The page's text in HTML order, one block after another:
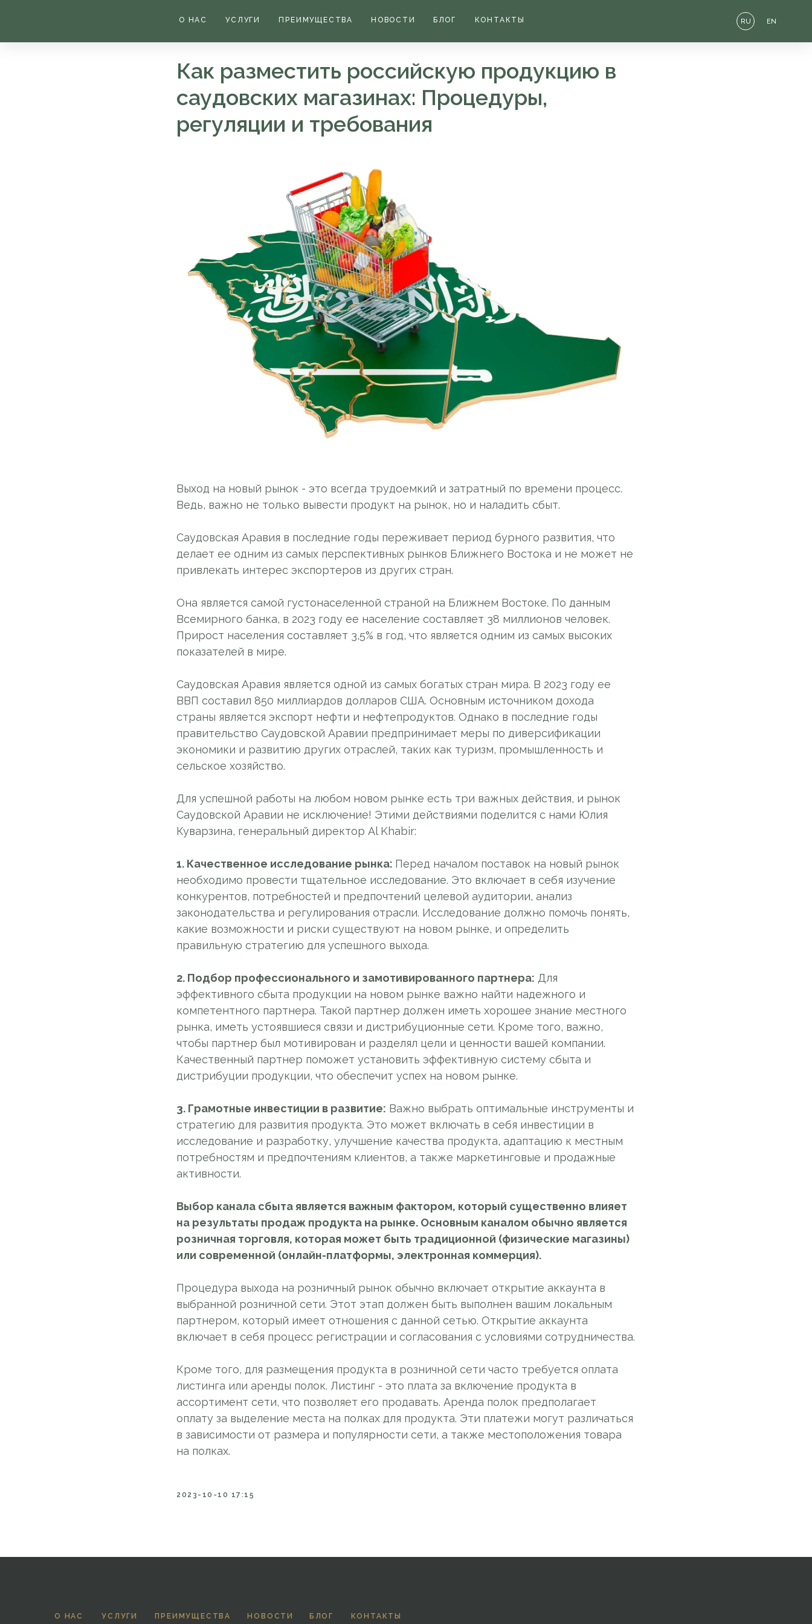
УСЛУГИ RU EN
О НАС ПРЕИМУЩЕСТВА КОНТАКТЫ
НОВОСТИ БЛОГ
Как разместить российскую продукцию в
саудовских магазинах: Процедуры,
регуляции и требования
Выход на новый рынок - это всегда трудоемкий и затратный по времени процесс.
Ведь, важно не только вывести продукт на рынок, но и наладить сбыт.
Саудовская Аравия в последние годы переживает период бурного развития, что
делает ее одним из самых перспективных рынков Ближнего Востока и не может не
привлекать интерес экспортеров из других стран.
Она является самой густонаселенной страной на Ближнем Востоке. По данным
Всемирного банка, в 2023 году ее население составляет 38 миллионов человек.
Прирост населения составляет 3,5% в год, что является одним из самых высоких
показателей в мире.
Саудовская Аравия является одной из самых богатых стран мира. В 2023 году ее
ВВП составил 850 миллиардов долларов США. Основным источником дохода
страны является экспорт нефти и нефтепродуктов. Однако в последние годы
правительство Саудовской Аравии предпринимает меры по диверсификации
экономики и развитию других отраслей, таких как туризм, промышленность и
сельское хозяйство.
Для успешной работы на любом новом рынке есть три важных действия, и рынок
Саудовской Аравии не исключение! Этими действиями поделится с нами Юлия
Куварзина, генеральный директор Al Khabir:
1. Качественное исследование рынка: Перед началом поставок на новый рынок
необходимо провести тщательное исследование. Это включает в себя изучение
конкурентов, потребностей и предпочтений целевой аудитории, анализ
законодательства и регулирования отрасли. Исследование должно помочь понять,
какие возможности и риски существуют на новом рынке, и определить
правильную стратегию для успешного выхода.
2. Подбор профессионального и замотивированного партнера: Для
эффективного сбыта продукции на новом рынке важно найти надежного и
компетентного партнера. Такой партнер должен иметь хорошее знание местного
рынка, иметь устоявшиеся связи и дистрибуционные сети. Кроме того, важно,
чтобы партнер был мотивирован и разделял цели и ценности вашей компании.
Качественный партнер поможет установить эффективную систему сбыта и
дистрибуции продукции, что обеспечит успех на новом рынке.
3. Грамотные инвестиции в развитие: Важно выбрать оптимальные инструменты и
стратегию для развития продукта. Это может включать в себя инвестиции в
исследование и разработку, улучшение качества продукта, адаптацию к местным
потребностям и предпочтениям клиентов, а также маркетинговые и продажные
активности.
Выбор канала сбыта является важным фактором, который существенно влияет
на результаты продаж продукта на рынке. Основным каналом обычно является
розничная торговля, которая может быть традиционной (физические магазины)
или современной (онлайн-платформы, электронная коммерция).
Процедура выхода на розничный рынок обычно включает открытие аккаунта в
выбранной розничной сети. Этот этап должен быть выполнен вашим локальным
партнером, который имеет отношения с данной сетью. Открытие аккаунта
включает в себя процесс регистрации и согласования с условиями сотрудничества.
Кроме того, для размещения продукта в розничной сети часто требуется оплата
листинга или аренды полок. Листинг - это плата за включение продукта в
ассортимент сети, что позволяет его продавать. Аренда полок предполагает
оплату за выделение места на полках для продукта. Эти платежи могут различаться
в зависимости от размера и популярности сети, а также местоположения товара
на полках.
2023-10-10 17:15
УСЛУГИ
О НАС ПРЕИМУЩЕСТВА КОНТАКТЫ
НОВОСТИ БЛОГ